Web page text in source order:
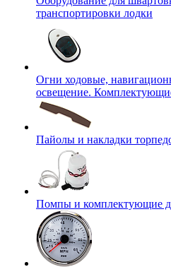
транспортировки лодки
Огни ходовые,
освещение.
Пайолы и накладки
Помпы и комплектующие